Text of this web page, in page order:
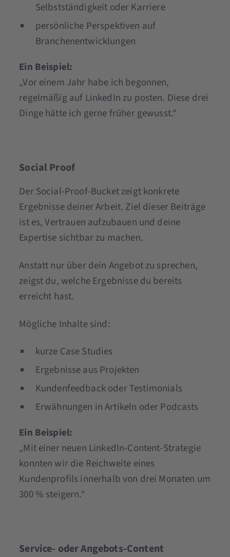
Selbstständigkeit oder Karriere
persönliche Perspektiven auf
Branchenentwicklungen
Ein Beispiel:
„Vor einem Jahr habe ich begonnen,
regelmäßig auf LinkedIn zu posten. Diese drei
Dinge hätte ich gerne früher gewusst.“
Social Proof
Der Social-Proof-Bucket zeigt konkrete
Ergebnisse deiner Arbeit. Ziel dieser Beiträge
ist es, Vertrauen aufzubauen und deine
Expertise sichtbar zu machen.
Anstatt nur über dein Angebot zu sprechen,
zeigst du, welche Ergebnisse du bereits
erreicht hast.
Mögliche Inhalte sind:
kurze Case Studies
Ergebnisse aus Projekten
Kundenfeedback oder Testimonials
Erwähnungen in Artikeln oder Podcasts
Ein Beispiel:
„Mit einer neuen LinkedIn-Content-Strategie
konnten wir die Reichweite eines
Kundenprofils innerhalb von drei Monaten um
300 % steigern.“
Service- oder Angebots-Content